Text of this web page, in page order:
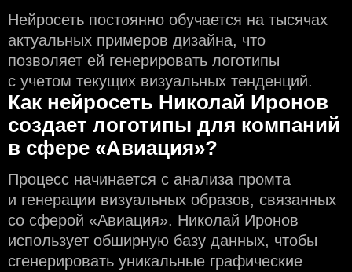
Нейросеть постоянно обучается на тысячах
актуальных примеров дизайна, что
позволяет ей генерировать логотипы
с учeтом текущих визуальных тенденций.
Как нейросеть Николай Иронов
создаeт логотипы для компаний
в сфере «Авиация»?
Процесс начинается с анализа промта
и генерации визуальных образов, связанных
со сферой «Авиация». Николай Иронов
использует обширную базу данных, чтобы
сгенерировать уникальные графические